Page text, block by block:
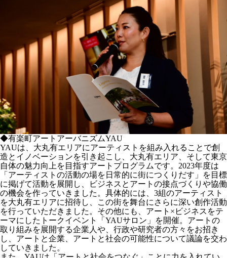
◆有楽町アートアーバニズムYAU
YAUは、大丸有エリアにアーティストを組み入れることで創
造とイノベーションを引き起こし、大丸有エリア、そして東京
自体の魅力向上を目指すアートプログラムです。2023年度は
「アーティストの活動の場を日常的に街につくりだす」を目標
に掲げて活動を展開し、ビジネスとアートの接点づくりや協働
の機会を作っていきました。具体的には、3組のアーティスト
を大丸有エリアに招待し、この街を舞台にさらに深い創作活動
を行っていただきました。その他にも、アート×ビジネスをテ
ーマにしたトークイベント「YAUサロン」を開催。アートの
取り組みを展開する企業人や、行政や研究者の方々をお招き
し、アートと企業、アートと社会の可能性について議論を交わ
していきました。